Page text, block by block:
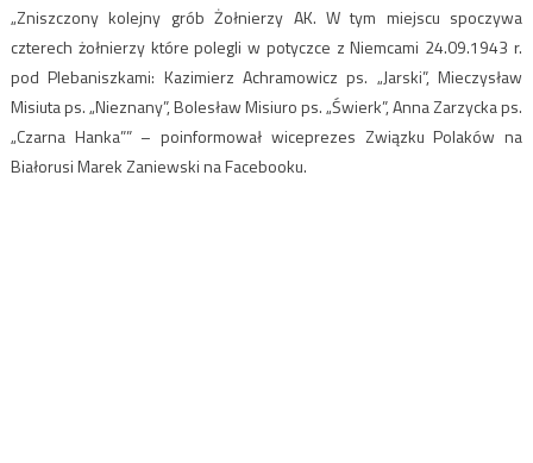
„Zniszczony kolejny grób Żołnierzy AK. W tym miejscu spoczywa
czterech żołnierzy które polegli w potyczce z Niemcami 24.09.1943 r.
pod Plebaniszkami: Kazimierz Achramowicz ps. „Jarski”, Mieczysław
Misiuta ps. „Nieznany”, Bolesław Misiuro ps. „Świerk”, Anna Zarzycka ps.
„Czarna Hanka”” – poinformował wiceprezes Związku Polaków na
Białorusi Marek Zaniewski na Facebooku.